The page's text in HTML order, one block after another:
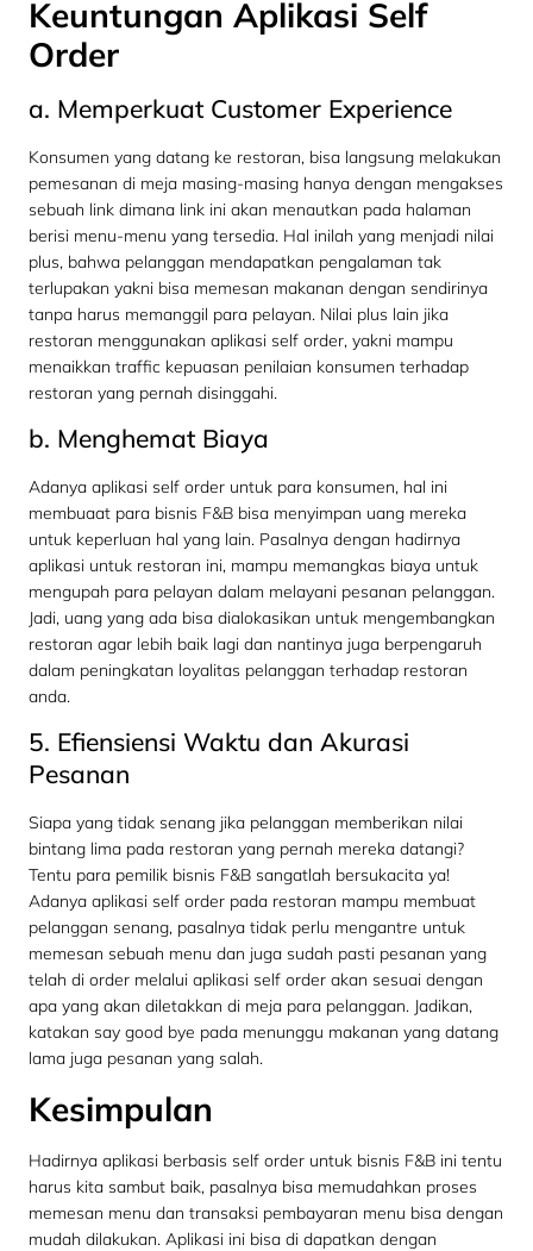
Keuntungan Aplikasi Self
Order
a. Memperkuat Customer Experience
Konsumen yang datang ke restoran, bisa langsung melakukan
pemesanan di meja masing-masing hanya dengan mengakses
sebuah link dimana link ini akan menautkan pada halaman
berisi menu-menu yang tersedia. Hal inilah yang menjadi nilai
plus, bahwa pelanggan mendapatkan pengalaman tak
terlupakan yakni bisa memesan makanan dengan sendirinya
tanpa harus memanggil para pelayan. Nilai plus lain jika
restoran menggunakan aplikasi self order, yakni mampu
menaikkan traffic kepuasan penilaian konsumen terhadap
restoran yang pernah disinggahi.
b. Menghemat Biaya
Adanya aplikasi self order untuk para konsumen, hal ini
membuaat para bisnis F&B bisa menyimpan uang mereka
untuk keperluan hal yang lain. Pasalnya dengan hadirnya
aplikasi untuk restoran ini, mampu memangkas biaya untuk
mengupah para pelayan dalam melayani pesanan pelanggan.
Jadi, uang yang ada bisa dialokasikan untuk mengembangkan
restoran agar lebih baik lagi dan nantinya juga berpengaruh
dalam peningkatan loyalitas pelanggan terhadap restoran
anda.
5. Efiensiensi Waktu dan Akurasi
Pesanan
Siapa yang tidak senang jika pelanggan memberikan nilai
bintang lima pada restoran yang pernah mereka datangi?
Tentu para pemilik bisnis F&B sangatlah bersukacita ya!
Adanya aplikasi self order pada restoran mampu membuat
pelanggan senang, pasalnya tidak perlu mengantre untuk
memesan sebuah menu dan juga sudah pasti pesanan yang
telah di order melalui aplikasi self order akan sesuai dengan
apa yang akan diletakkan di meja para pelanggan. Jadikan,
katakan say good bye pada menunggu makanan yang datang
lama juga pesanan yang salah.
Kesimpulan
Hadirnya aplikasi berbasis self order untuk bisnis F&B ini tentu
harus kita sambut baik, pasalnya bisa memudahkan proses
memesan menu dan transaksi pembayaran menu bisa dengan
mudah dilakukan. Aplikasi ini bisa di dapatkan dengan